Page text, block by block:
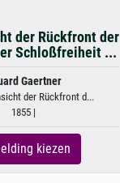
der Rückfront der
Schloßfreiheit ...
Gaertner
der Rückfront d...
1855 |
kiezen